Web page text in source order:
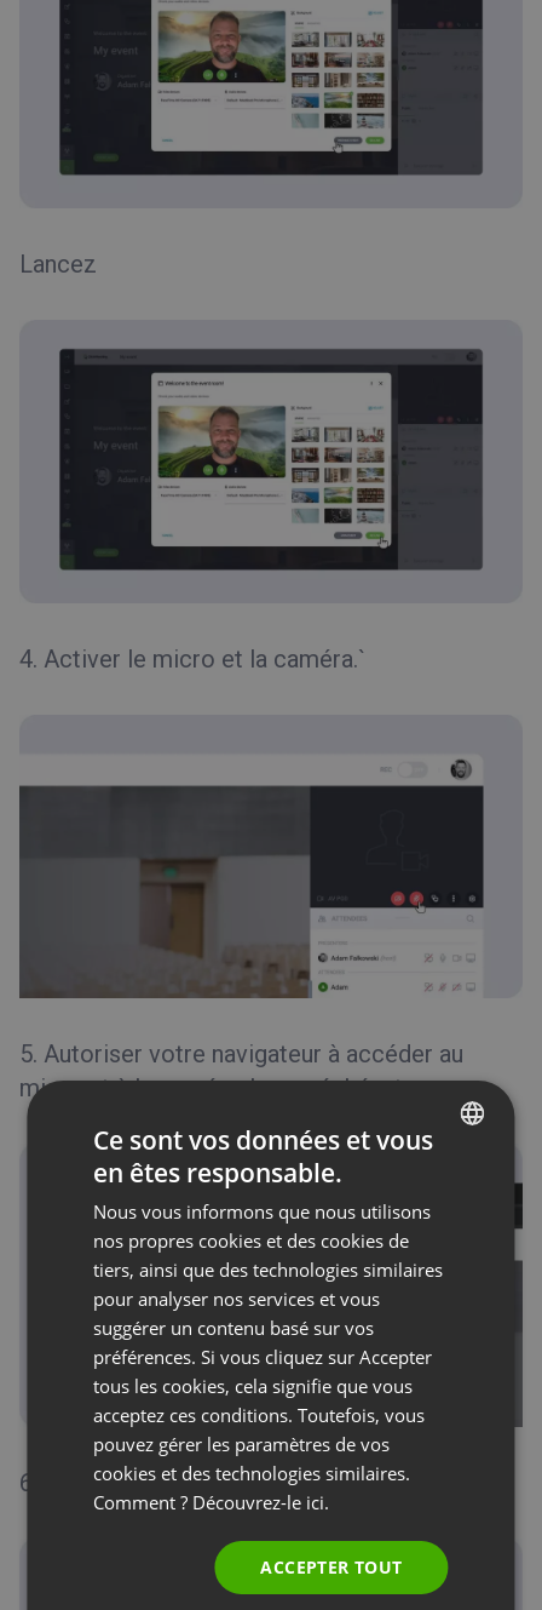
Lancez
4. Activer le micro et la caméra.`
5. Autoriser votre navigateur à accéder au
micro et à la caméra, le cas échéant.
6. Afficher la présentation
FRENCH
SPANISH
PORTUGUESE
Ce sont vos données et vous
en êtes responsable.
Nous vous informons que nous utilisons
nos propres cookies et des cookies de
tiers, ainsi que des technologies similaires
pour analyser nos services et vous
suggérer un contenu basé sur vos
préférences. Si vous cliquez sur Accepter
tous les cookies, cela signifie que vous
acceptez ces conditions. Toutefois, vous
pouvez gérer les paramètres de vos
cookies et des technologies similaires.
Comment ? Découvrez-le ici.
ACCEPTER TOUT